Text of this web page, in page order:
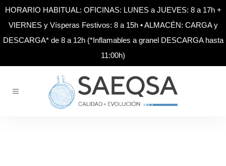
HORARIO HABITUAL: OFICINAS: LUNES a JUEVES: 8 a 17h +
VIERNES y Vísperas Festivos: 8 a 15h • ALMACÉN: CARGA y
DESCARGA* de 8 a 12h (*Inflamables a granel DESCARGA hasta
11:00h)